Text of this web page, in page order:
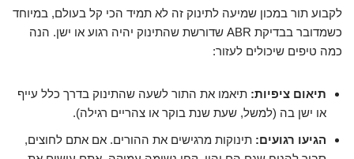
לקבוע תור במכון שמיעה לתינוק זה לא תמיד הכי קל בעולם, במיוחד
כשמדובר בבדיקת ABR שדורשת שהתינוק יהיה רגוע או ישן. הנה
כמה טיפים שיכולים לעזור:
תיאום ציפיות: תיאמו את התור לשעה שהתינוק בדרך כלל עייף
או ישן בה (למשל, שעת שנת בוקר או צהריים רגילה).
הגיעו רגועים: תינוקות מרגישים את ההורים. אם אתם לחוצים,